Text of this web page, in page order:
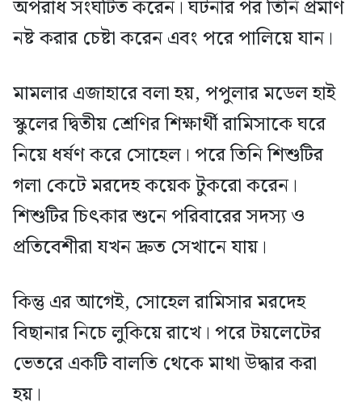
অপরাধ সংঘটিত করেন। ঘটনার পর তিনি প্রমাণ
নষ্ট করার চেষ্টা করেন এবং পরে পালিয়ে যান।
মামলার এজাহারে বলা হয়, পপুলার মডেল হাই
স্কুলের দ্বিতীয় শ্রেণির শিক্ষার্থী রামিসাকে ঘরে
নিয়ে ধর্ষণ করে সোহেল। পরে তিনি শিশুটির
গলা কেটে মরদেহ কয়েক টুকরো করেন।
শিশুটির চিৎকার শুনে পরিবারের সদস্য ও
প্রতিবেশীরা যখন দ্রুত সেখানে যায়।
কিন্তু এর আগেই, সোহেল রামিসার মরদেহ
বিছানার নিচে লুকিয়ে রাখে। পরে টয়লেটের
ভেতরে একটি বালতি থেকে মাথা উদ্ধার করা
হয়।